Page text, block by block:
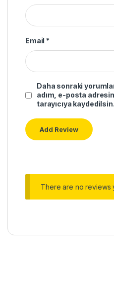
Email *
Daha sonraki
adım, e-posta
tarayıcıya kaydedilsin.
There are no reviews